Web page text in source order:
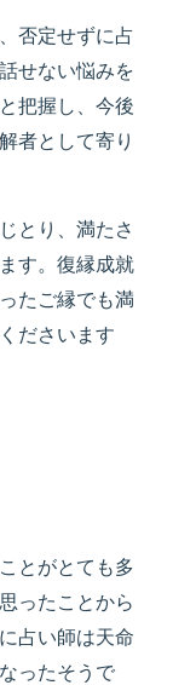
否定せずに占
せない悩みを
把握し、今後
者として寄り
とり、満たさ
す。復縁成就
たご縁でも満
ださいます
とがとても多
ったことから
占い師は天命
ったそうで